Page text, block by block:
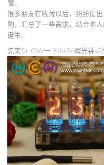
管。
很多朋友在收藏以后，纷纷提
酌，汇总了一些需求，结合本
诞生…
先来SHOW一下IN-14辉光钟v2